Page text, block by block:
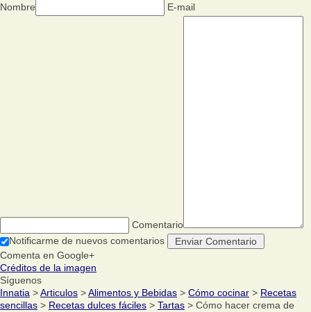
Nombre
E-mail
Comentario
Notificarme de nuevos comentarios
Comenta en Google+
Créditos de la imagen
Síguenos
Innatia >Articulos >Alimentos y Bebidas > Cómo cocinar > Recetas
sencillas > Recetas dulces fáciles > Tartas > Cómo hacer crema de